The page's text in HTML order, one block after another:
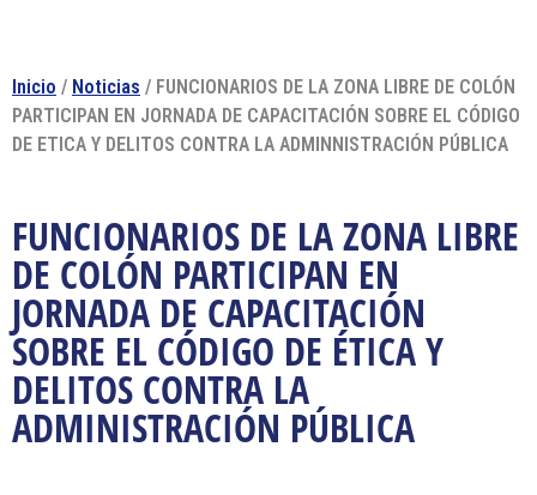
Inicio / Noticias / FUNCIONARIOS DE LA ZONA LIBRE DE COLÓN
PARTICIPAN EN JORNADA DE CAPACITACIÓN SOBRE EL CÓDIGO
DE ETICA Y DELITOS CONTRA LA ADMINNISTRACIÓN PÚBLICA
FUNCIONARIOS DE LA ZONA LIBRE
DE COLÓN PARTICIPAN EN
JORNADA DE CAPACITACIÓN
SOBRE EL CÓDIGO DE ÉTICA Y
DELITOS CONTRA LA
ADMINISTRACIÓN PÚBLICA